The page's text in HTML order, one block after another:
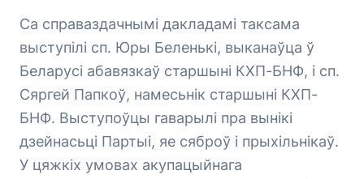
Са справаздачнымі дакладамі таксама
выступілі сп. Юры Беленькі, выканаўца ў
Беларусі абавязкаў старшыні КХП-БНФ, і сп.
Сяргей Папкоў, намесьнік старшыні КХП-
БНФ. Выступоўцы гаварылі пра вынікі
дзейнасьці Партыі, яе сяброў і прыхільнікаў.
У цяжкіх умовах акупацыйнага